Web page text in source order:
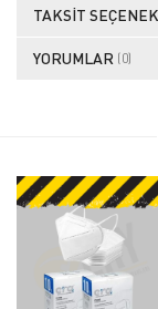
TAKSIT
YORUMLAR (0)